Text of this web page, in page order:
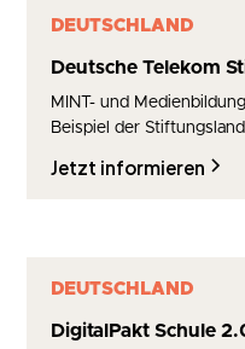
DEUTSCHLAND
Deutsche Telekom
MINT- und
Beispiel der
Jetzt informieren
DEUTSCHLAND
DigitalPakt Schule